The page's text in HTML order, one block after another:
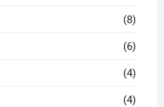
(8)
(6)
(4)
(4)